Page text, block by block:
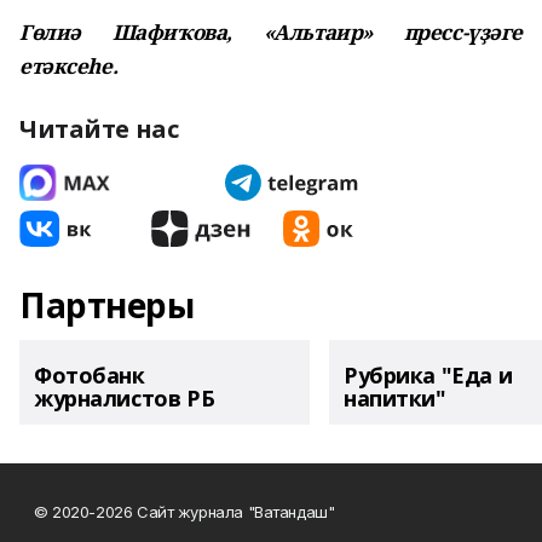
Гөлиә Шафиҡова, «Альтаир» пресс-үҙәге
етәксеһе.
Читайте нас
Партнеры
Фотобанк
журналистов РБ
Рубрика "Еда и
напитки"
© 2020-2026 Сайт журнала "Ватандаш"